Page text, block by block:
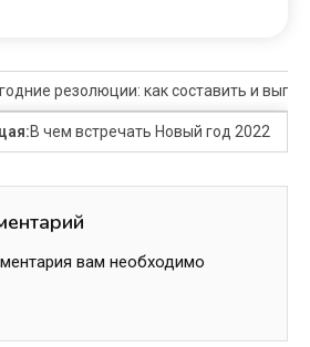
резолюции: как составить и
В чем встречать Новый год 2022
вам необходимо